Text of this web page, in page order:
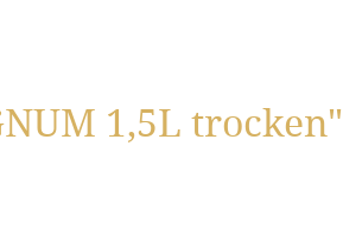
1,5L trocken"